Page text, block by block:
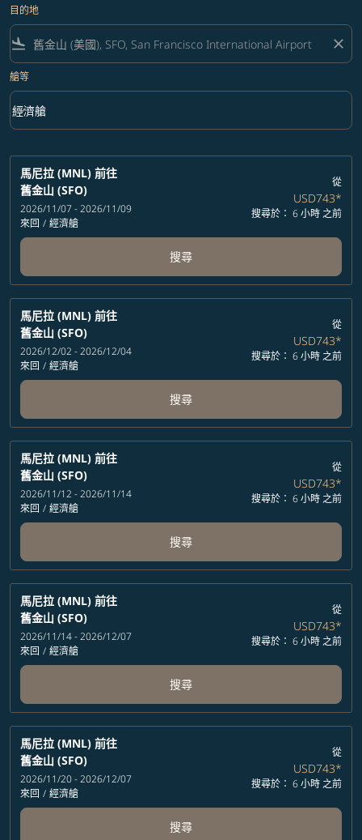
目的地
flight_land close
艙等
艙等 option 經濟艙 Selected
經濟艙
keyboard_arrow_down
馬尼拉 (MNL) 前往
舊金山 (SFO)
2026/11/07 - 2026/11/09
來回 / 經濟艙
從
USD743*
搜尋於： 6 小時 之前
搜尋
馬尼拉 (MNL) 前往
舊金山 (SFO)
2026/12/02 - 2026/12/04
來回 / 經濟艙
從
USD743*
搜尋於： 6 小時 之前
搜尋
馬尼拉 (MNL) 前往
舊金山 (SFO)
2026/11/12 - 2026/11/14
來回 / 經濟艙
從
USD743*
搜尋於： 6 小時 之前
搜尋
馬尼拉 (MNL) 前往
舊金山 (SFO)
2026/11/14 - 2026/12/07
來回 / 經濟艙
從
USD743*
搜尋於： 6 小時 之前
搜尋
馬尼拉 (MNL) 前往
舊金山 (SFO)
2026/11/20 - 2026/12/07
來回 / 經濟艙
從
USD743*
搜尋於： 6 小時 之前
搜尋